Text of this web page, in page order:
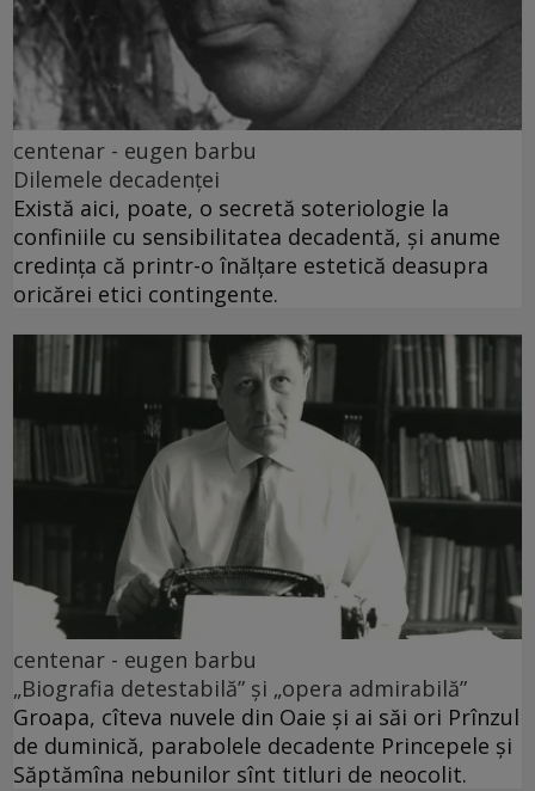
centenar - eugen barbu
Dilemele decadenței
Există aici, poate, o secretă soteriologie la
confiniile cu sensibilitatea decadentă, și anume
credința că printr-o înălțare estetică deasupra
oricărei etici contingente.
centenar - eugen barbu
„Biografia detestabilă” și „opera admirabilă”
Groapa, cîteva nuvele din Oaie și ai săi ori Prînzul
de duminică, parabolele decadente Princepele și
Săptămîna nebunilor sînt titluri de neocolit.